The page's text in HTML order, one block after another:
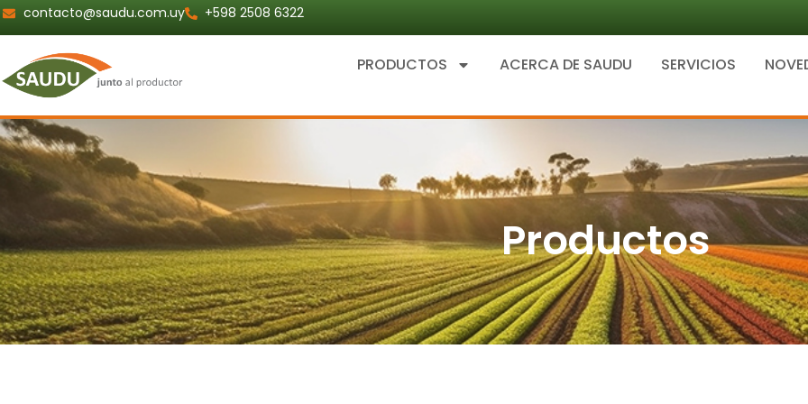
Ir
al
contenido
contacto@saudu.com.uy +598 2508 6322
PRODUCTOS ACERCA DE SAUDU SERVICIOS
Productos